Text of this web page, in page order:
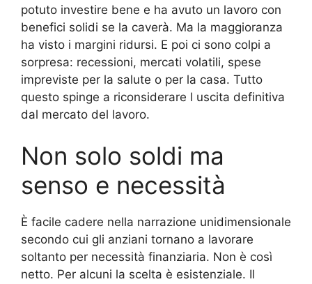
potuto investire bene e ha avuto un lavoro con
benefici solidi se la caverà. Ma la maggioranza
ha visto i margini ridursi. E poi ci sono colpi a
sorpresa: recessioni, mercati volatili, spese
impreviste per la salute o per la casa. Tutto
questo spinge a riconsiderare l uscita definitiva
dal mercato del lavoro.
Non solo soldi ma
senso e necessità
È facile cadere nella narrazione unidimensionale
secondo cui gli anziani tornano a lavorare
soltanto per necessità finanziaria. Non è così
netto. Per alcuni la scelta è esistenziale. Il